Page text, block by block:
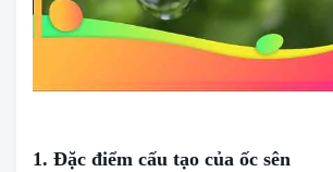
1. Đặc điểm cấu tạo của ốc sên